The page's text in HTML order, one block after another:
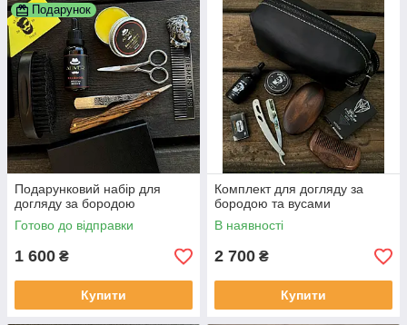
Подарунок
Подарунковий набір для
догляду за бородою
Готово до відправки
1 600 ₴
Купити
Комплект для догляду за
бородою та вусами
В наявності
2 700 ₴
Купити